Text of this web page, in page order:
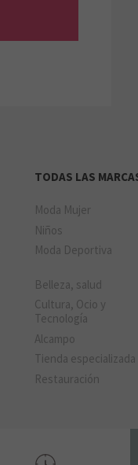
TODAS LAS
Moda Mujer
Niños
Moda Deportiva
Belleza, salud
Cultura, Ocio y
Tecnología
Alcampo
Tienda especializada
Restauración